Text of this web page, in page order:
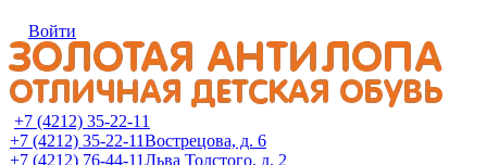
Войти
+7 (4212) 35-22-11
+7 (4212) 35-22-11Вострецова, д. 6
+7 (4212) 76-44-11Льва Толстого, д. 2